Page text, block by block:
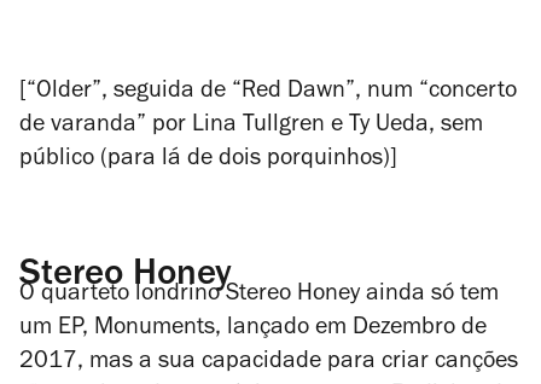
[“Older”, seguida de “Red Dawn”, num “concerto
de varanda” por Lina Tullgren e Ty Ueda, sem
público (para lá de dois porquinhos)]
Stereo Honey
O quarteto londrino Stereo Honey ainda só tem
um EP, Monuments, lançado em Dezembro de
2017, mas a sua capacidade para criar canções